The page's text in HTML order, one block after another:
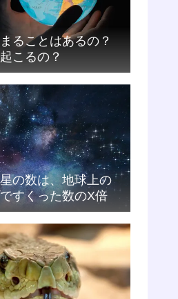
ることはあるの？
こるの？
の数は、地球上の
すくった数のX倍